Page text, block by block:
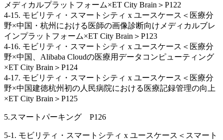
メディカルプラットフォーム×ET City Brain＞P122
4-15. モビリティ・スマートシティ x ユースケース＜医療分
野×中国・杭州における医師の画像診断向けメディカルブレ
インプラットフォーム×ET City Brain＞P123
4-16. モビリティ・スマートシティ x ユースケース＜医療分
野×中国、Alibaba Cloudの医療用データコンピューティング
×ET City Brain＞P124
4-17. モビリティ・スマートシティ x ユースケース＜医療分
野×中国建徳杭州初の人民病院における医療記録管理の向上
×ET City Brain＞P125
5.スマートパーキング P126
5-1. モビリティ・スマートシティ x ユースケース＜スマート